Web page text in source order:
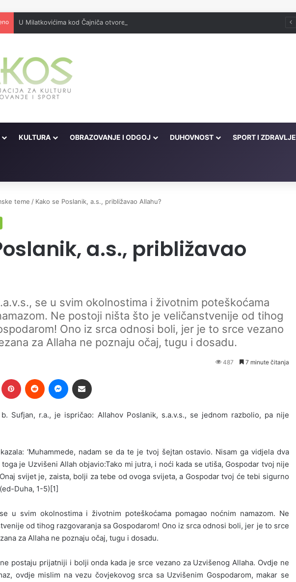
U Milatkovićima kod Čajniča otvorena džamija srušena 1943. godine
KULTURA OBRAZOVANJE I ODGOJ DUHOVNOST SPORT I ZDRAVLJE
članak
teme / Kako se Poslanik, a.s., približavao Allahu?
a.s., približavao
se u svim okolnostima i životnim poteškoćama
Ne postoji ništa što je veličanstvenije od tihog
Ono iz srca odnosi boli, jer je to srce vezano
za Allaha ne poznaju očaj, tugu i dosadu.
487 7 minute čitanja
Sufjan, r.a., je ispričao: Allahov Poslanik, s.a.v.s., se jednom razbolio, pa nije
‘Muhammede, nadam se da te je tvoj šejtan ostavio. Nisam ga vidjela dva
je Uzvišeni Allah objavio:Tako mi jutra, i noći kada se utiša, Gospodar tvoj nije
svijet je, zaista, bolji za tebe od ovoga svijeta, a Gospodar tvoj će tebi sigurno
Duha, 1-5)[1]
u svim okolnostima i životnim poteškoćama pomagao noćnim namazom. Ne
od tihog razgovaranja sa Gospodarom! Ono iz srca odnosi boli, jer je to srce
za Allaha ne poznaju očaj, tugu i dosadu.
postaju prijatniji i bolji onda kada je srce vezano za Uzvišenog Allaha. Ovdje ne
ovdje mislim na vezu čovjekovog srca sa Uzvišenim Gospodarom, makar se